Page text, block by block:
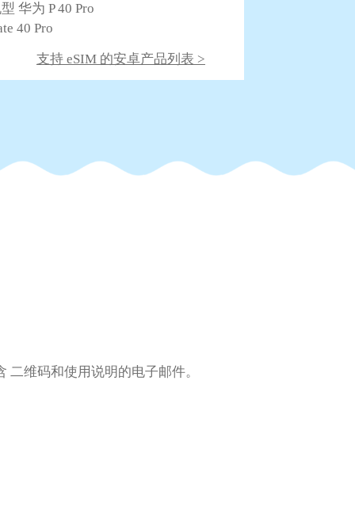
华为 P 40 Pro
40 Pro
支持 eSIM 的安卓产品列表 >
维码和使用说明的电子邮件。